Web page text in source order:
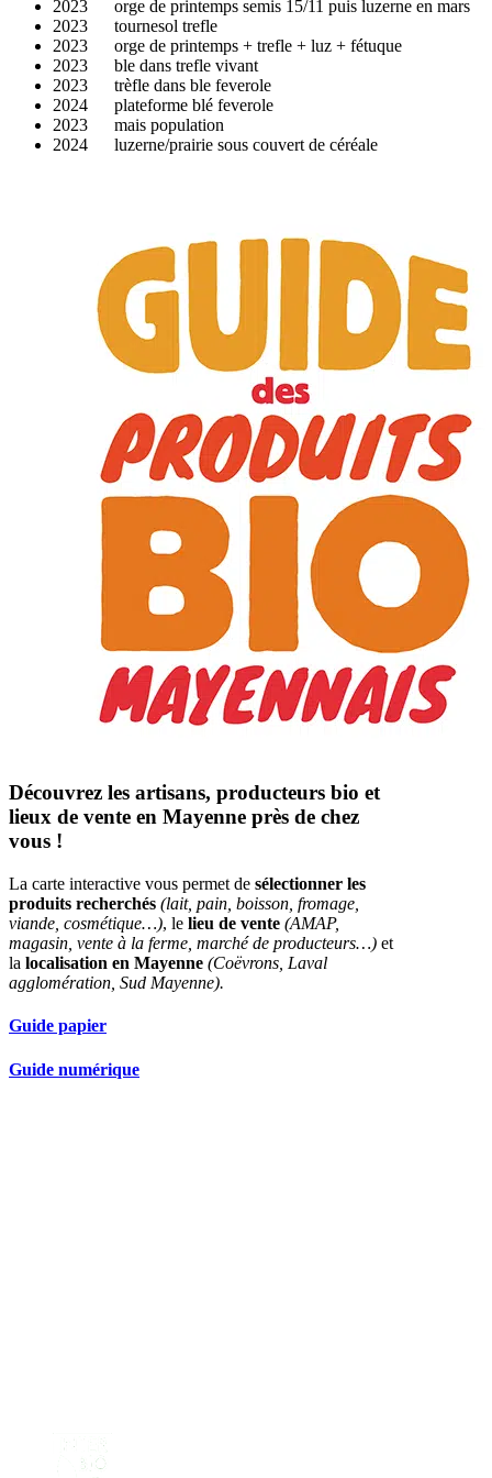
2023 orge de printemps semis 15/11 puis luzerne en mars
2023 tournesol trefle
2023 orge de printemps + trefle + luz + fétuque
2023 ble dans trefle vivant
2023 trèfle dans ble feverole
2024 plateforme blé feverole
2023 mais population
2024 luzerne/prairie sous couvert de céréale
Découvrez les artisans, producteurs bio et
lieux de vente en Mayenne près de chez
vous !
La carte interactive vous permet de sélectionner les
produits recherchés (lait, pain, boisson, fromage,
viande, cosmétique…), le lieu de vente (AMAP,
magasin, vente à la ferme, marché de producteurs…) et
la localisation en Mayenne (Coëvrons, Laval
agglomération, Sud Mayenne).
Guide papier
Guide numérique